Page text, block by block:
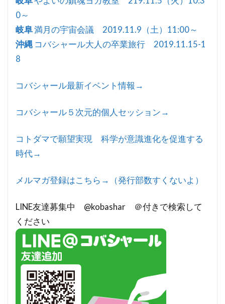
0～
岐阜満月の宇宙会議 2019.11.9（土）11:00～
沖縄 コバシャール大人の卒業旅行 2019.11.15-1
8
コバシャール最新イベント情報→
コバシャール５次元的個人セッション→
コトダマで願望実現 科学が意識進化を促進する
時代→
メルマガ登録はこちら→（発行部数すくないよ）
LINE友達募集中 @kobashar ＠付きで検索して
ください